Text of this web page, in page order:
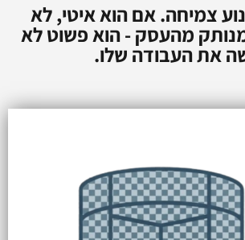
צמיחה. אם הוא איטי, לא
מהעסק - הוא פשוט לא
את העבודה שלו.